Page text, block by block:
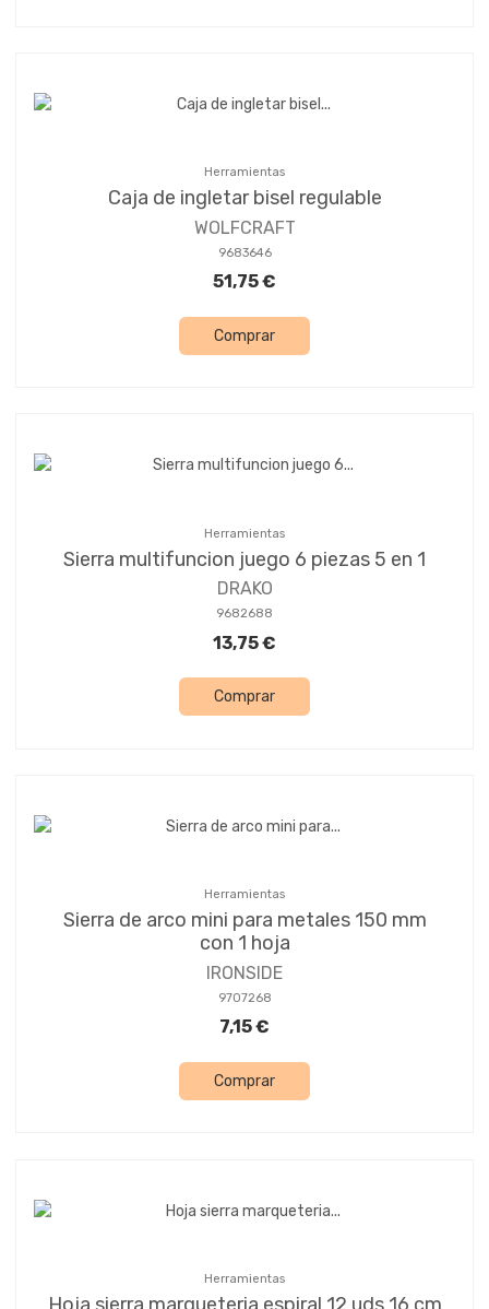
Herramientas
Caja de ingletar bisel regulable
WOLFCRAFT
9683646
51,75 €
Comprar
Herramientas
Sierra multifuncion juego 6 piezas 5 en 1
DRAKO
9682688
13,75 €
Comprar
Herramientas
Sierra de arco mini para metales 150 mm
con 1 hoja
IRONSIDE
9707268
7,15 €
Comprar
Herramientas